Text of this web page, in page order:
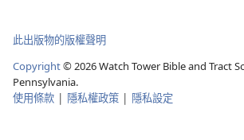
此出版物的版權聲明
Copyright© 2026Watch Tower Bible and Tract
Pennsylvania.
使用條款 | 隱私權政策 | 隱私設定